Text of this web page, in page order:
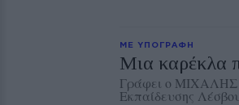
ΜΕ ΥΠΟΓΡΑΦΗ
Μια καρέκλα
Γράφει ο ΜΙΧΑΛΗΣ
Εκπαίδευσης